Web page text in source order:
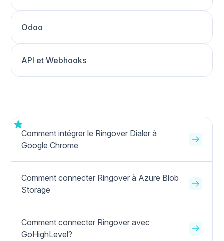
Odoo
API et Webhooks
Comment intégrer le Ringover Dialer à
Google Chrome
Comment connecter Ringover à Azure Blob
Storage
Comment connecter Ringover avec
GoHighLevel?